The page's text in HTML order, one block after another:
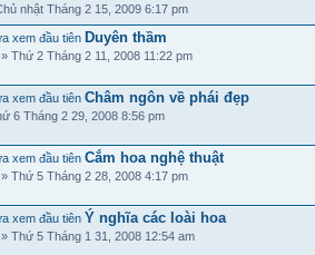
nhật Tháng 2 15, 2009 6:17 pm
Duyên thầm
» Thứ 2 Tháng 2 11, 2008 11:22 pm
Châm ngôn về phái đẹp
6 Tháng 2 29, 2008 8:56 pm
Cắm hoa nghệ thuật
» Thứ 5 Tháng 2 28, 2008 4:17 pm
Ý nghĩa các loài hoa
» Thứ 5 Tháng 1 31, 2008 12:54 am